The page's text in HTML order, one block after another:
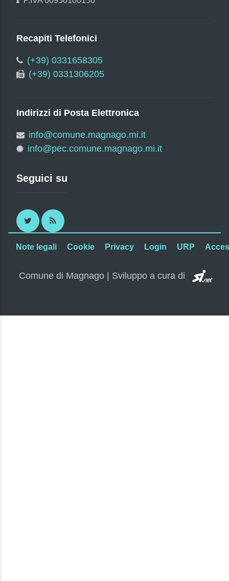
Recapiti Telefonici
(+39) 0331658305
(+39) 0331306205
Indirizzi di Posta Elettronica
info@comune.magnago.mi.it
info@pec.comune.magnago.mi.it
Seguici su
Twitter RSS
Note legali Cookie Privacy Login URP
Comune di Magnago | Sviluppo a cura di